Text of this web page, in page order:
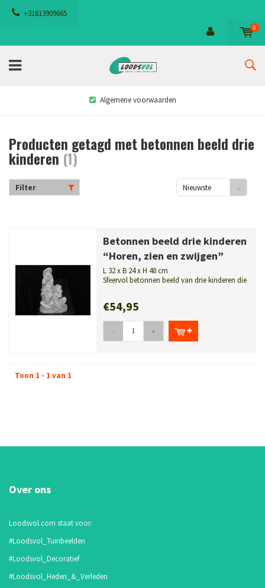
+31613909665
0
Algemene voorwaarden
Producten getagd met betonnen beeld drie
kinderen (1)
Filter
Nieuwste
Betonnen beeld drie kinderen
“Horen, zien en zwijgen”
L 32 x B 24 x H 48 cm
Sfeervol betonnen beeld van drie kinderen die
€54,95
- +
Toon 1 - 1 van 1
Over ons
Loodsvol.com staat voor:
#Loodsvol_Tuinbeelden
#Loodsvol_Decoratief
#Loodsvol_Heden_&_Verleden